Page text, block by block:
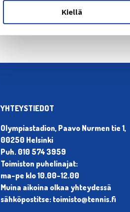
Kiellä
YHTEYSTIEDOT
Olympiastadion, Paavo Nurmen tie 1,
00250 Helsinki
Puh. 010 574 3959
Toimiston puhelinajat:
ma-pe klo 10.00-12.00
Muina aikoina olkaa yhteydessä
sähköpostitse: toimisto@tennis.fi